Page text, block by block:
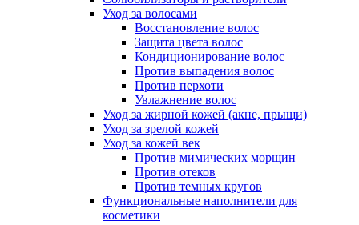
Уход за волосами
Восстановление волос
Защита цвета волос
Кондиционирование волос
Против выпадения волос
Против перхоти
Увлажнение волос
Уход за жирной кожей (акне, прыщи)
Уход за зрелой кожей
Уход за кожей век
Против мимических морщин
Против отеков
Против темных кругов
Функциональные наполнители для
косметики